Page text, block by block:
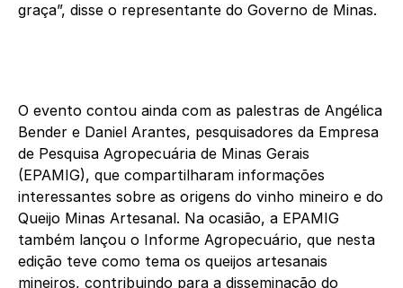
graça”, disse o representante do Governo de Minas.
O evento contou ainda com as palestras de Angélica
Bender e Daniel Arantes, pesquisadores da Empresa
de Pesquisa Agropecuária de Minas Gerais
(EPAMIG), que compartilharam informações
interessantes sobre as origens do vinho mineiro e do
Queijo Minas Artesanal. Na ocasião, a EPAMIG
também lançou o Informe Agropecuário, que nesta
edição teve como tema os queijos artesanais
mineiros, contribuindo para a disseminação do